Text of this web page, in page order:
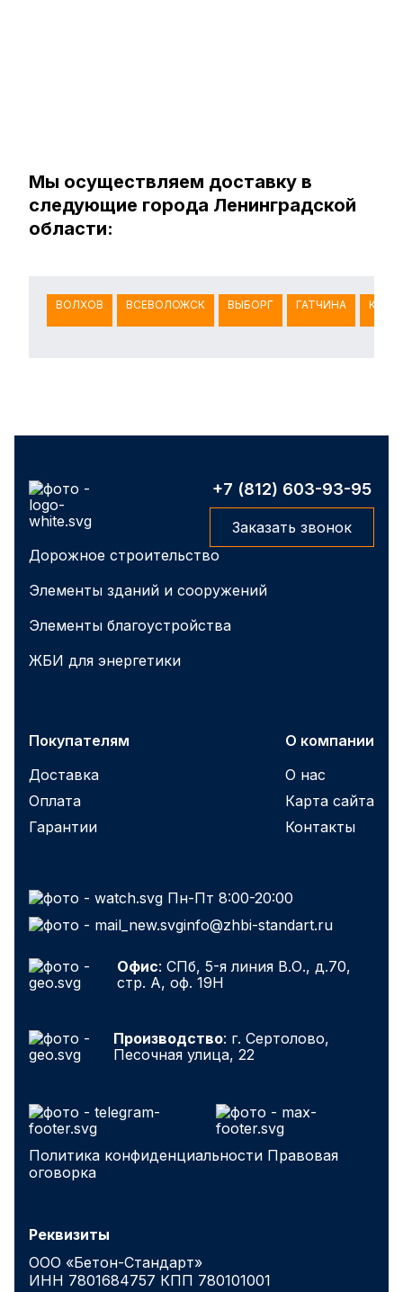
Мы осуществляем доставку в
следующие города Ленинградской
области:
ВОЛХОВ ВСЕВОЛОЖСК ВЫБОРГ ГАТЧИНА
+7 (812) 603-93-95
Заказать звонок
Дорожное строительство
Элементы зданий и сооружений
Элементы благоустройства
ЖБИ для энергетики
Покупателям
Доставка
Оплата
Гарантии
О компании
О нас
Карта сайта
Контакты
Пн-Пт 8:00-20:00
info@zhbi-standart.ru
Офис: СПб, 5-я линия В.О., д.70,
стр. А, оф. 19Н
Производство: г. Сертолово,
Песочная улица, 22
Политика конфиденциальности Правовая
оговорка
Реквизиты
ООО «Бетон-Стандарт»
ИНН 7801684757 КПП 780101001